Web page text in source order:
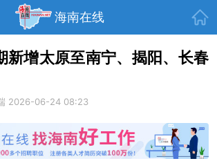
海南在线
房产
新增太原至南宁、揭阳、长春
2026-06-24 08:23